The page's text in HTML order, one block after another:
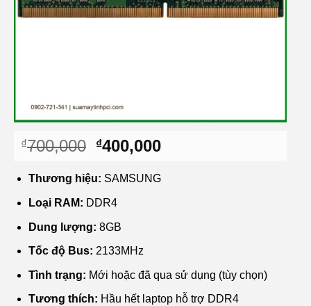
₫700,000 Giá
là:
₫700,000.
₫400,000Giá
tại
Thương hiệu: SAMSUNG
Loại RAM: DDR4
Dung lượng: 8GB
Tốc độ Bus: 2133MHz
Tình trạng: Mới hoặc đã qua sử dụng (tùy chọn)
Tương thích: Hầu hết laptop hỗ trợ DDR4